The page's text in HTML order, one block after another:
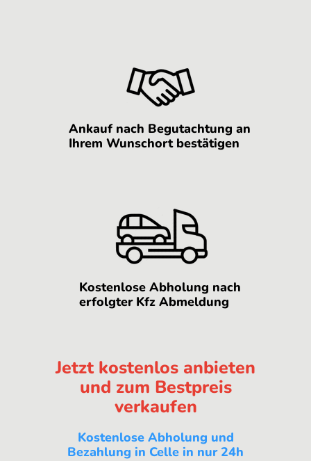
Ankauf nach Begutachtung an
Ihrem Wunschort bestätigen
Kostenlose Abholung nach
erfolgter Kfz Abmeldung
Jetzt kostenlos anbieten
und zum Bestpreis
verkaufen
Kostenlose Abholung und
Bezahlung in Celle in nur 24h